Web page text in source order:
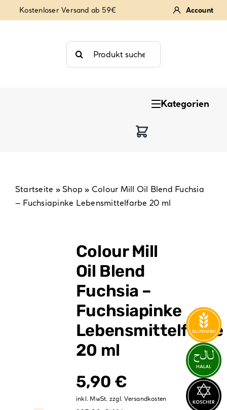
Inhalt
Kostenloser Versand ab 59€ Account
Suche
nach:
Kategorien
Backzubehör & Backwerkzeug
Partydekoration
Startseite »Shop » Colour Mill Oil Blend Fuchsia
– Fuchsiapinke Lebensmittelfarbe 20 ml
Colour Mill
Oil Blend
Fuchsia –
Fuchsiapinke
Lebensmittelfarbe
20 ml
5,90 €
inkl. MwSt. zzgl.Versandkosten